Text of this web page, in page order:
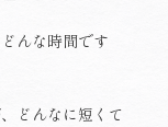
んな時間です
どんなに短くて